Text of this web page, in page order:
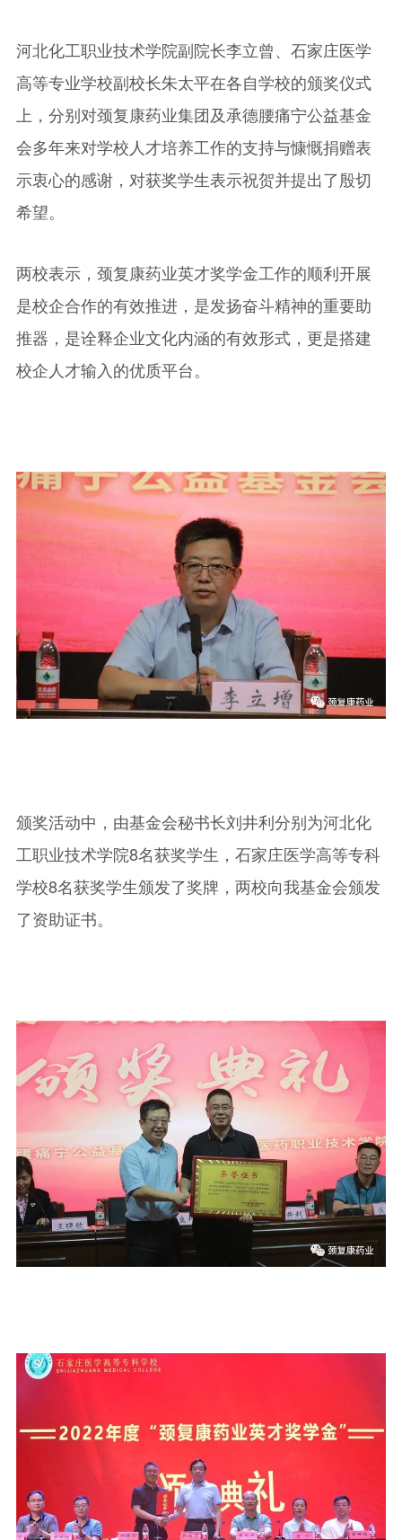
河北化工职业技术学院副院长李立曾、石家庄医学
高等专业学校副校长朱太平在各自学校的颁奖仪式
上，分别对颈复康药业集团及承德腰痛宁公益基金
会多年来对学校人才培养工作的支持与慷慨捐赠表
示衷心的感谢，对获奖学生表示祝贺并提出了殷切
希望。
两校表示，颈复康药业英才奖学金工作的顺利开展
是校企合作的有效推进，是发扬奋斗精神的重要助
推器，是诠释企业文化内涵的有效形式，更是搭建
校企人才输入的优质平台。
颁奖活动中，由基金会秘书长刘井利分别为河北化
工职业技术学院8名获奖学生，石家庄医学高等专科
学校8名获奖学生颁发了奖牌，两校向我基金会颁发
了资助证书。